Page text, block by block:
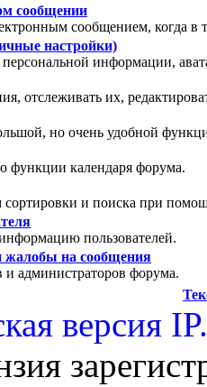
сообщении
сообщением, когда в
настройки)
информации,
отслеживать их,
но очень удобной
функции календаря форума.
и поиска при
пользователей.
жалобы на сообщения
и администраторов форума.
версия